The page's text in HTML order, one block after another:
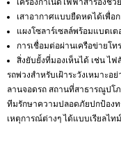
เครื่องกำเนิดไฟฟ้าสำรองช่
เสาอากาศแบบยืดหดได้เพื่อ
แผงโซลาร์เซลล์พร้อมแบตเต
การเชื่อมต่อผ่านเครือข่ายโ
สิ่งยับยั้งที่มองเห็นได้ เช่น ไ
รถพ่วงสำหรับเฝ้าระวังเหมาะอ
ลานจอดรถ สถานที่สาธารณูปโ
ทีมรักษาความปลอดภัยปกป้อง
เหตุการณ์ต่างๆ ได้แบบเรียลไทม์